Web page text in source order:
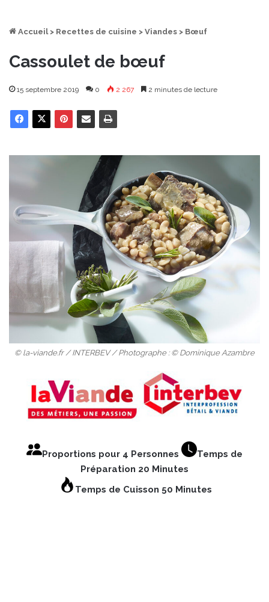
Accueil > Recettes de cuisine > Viandes > Bœuf
Cassoulet de bœuf
15 septembre 2019 0 2 267 2 minutes de lecture
© la-viande.fr / INTERBEV / Photographe : © Dominique Azambre
Proportions pour 4 Personnes
Temps de
Préparation 20 Minutes
Temps de Cuisson 50 Minutes